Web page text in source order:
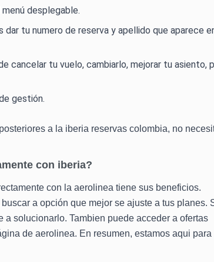
desplegable.
tu numero de reserva y apellido que aparece
cancelar tu vuelo, cambiarlo, mejorar tu asiento,
gestión.
a la iberia reservas colombia, no
con iberia?
con la aerolinea tiene sus beneficios.
a opción que mejor se ajuste a tus planes.
solucionarlo. Tambien puede acceder a ofertas
de aerolinea. En resumen, estamos aqui para